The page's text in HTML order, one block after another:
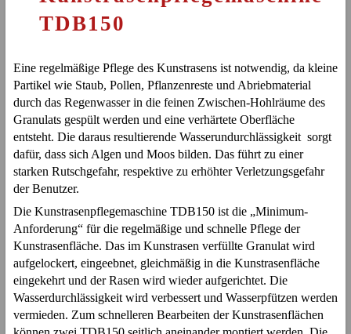
TDB150
Eine regelmäßige Pflege des Kunstrasens ist notwendig, da kleine
Partikel wie Staub, Pollen, Pflanzenreste und Abriebmaterial
durch das Regenwasser in die feinen Zwischen-Hohlräume des
Granulats gespült werden und eine verhärtete Oberfläche
entsteht. Die daraus resultierende Wasserundurchlässigkeit sorgt
dafür, dass sich Algen und Moos bilden. Das führt zu einer
starken Rutschgefahr, respektive zu erhöhter Verletzungsgefahr
der Benutzer.
Die Kunstrasenpflegemaschine TDB150 ist die „Minimum-
Anforderung“ für die regelmäßige und schnelle Pflege der
Kunstrasenfläche. Das im Kunstrasen verfüllte Granulat wird
aufgelockert, eingeebnet, gleichmäßig in die Kunstrasenfläche
eingekehrt und der Rasen wird wieder aufgerichtet. Die
Wasserdurchlässigkeit wird verbessert und Wasserpfützen werden
vermieden. Zum schnelleren Bearbeiten der Kunstrasenflächen